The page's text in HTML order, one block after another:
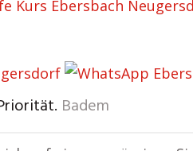
Kurs Ebersbach
Badem